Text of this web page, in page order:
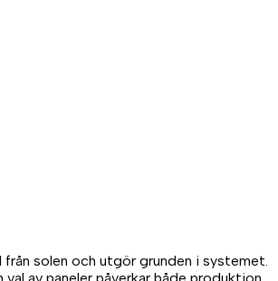
från solen och utgör grunden i systemet.